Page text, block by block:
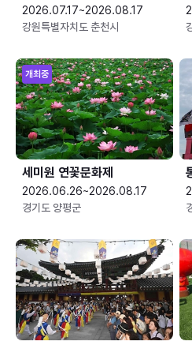
2026.07.17~2026.08.17
강원특별자치도 춘천시
개최중
세미원 연꽃문화제
2026.06.26~2026.08.17
경기도 양평군